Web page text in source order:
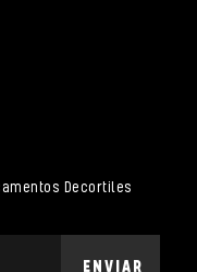
Decortiles
ENVIAR